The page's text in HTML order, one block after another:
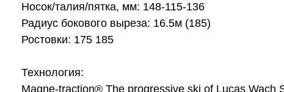
Носок/талия/пятка, мм: 148-115-136
Радиус бокового выреза: 16.5м (185)
Ростовки: 175 185
Технология:
Magne-traction® The progressive ski of Lucas Wach